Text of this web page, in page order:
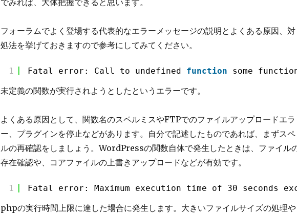
でみれば、大体把握できると思います。
フォーラムでよく登場する代表的なエラーメッセージの説明とよくある原因、対
処法を挙げておきますので参考にしてみてください。
1 Fatal error: Call to undefined function
未定義の関数が実行されようとしたというエラーです。
よくある原因として、関数名のスペルミスやFTPでのファイルアップロードエラ
ー、プラグインを停止などがあります。自分で記述したものであれば、まずスペ
ルの再確認をしましょう。WordPressの関数自体で発生したときは、ファイル
存在確認や、コアファイルの上書きアップロードなどが有効です。
1 Fatal error: Maximum execution time of 30 seconds
phpの実行時間上限に達した場合に発生します。大きいファイルサイズの処理や